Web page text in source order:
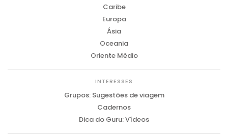
Caribe
Europa
Ásia
Oceania
Oriente Médio
INTERESSES
Grupos: Sugestões de viagem
Cadernos
Dica do Guru: Vídeos